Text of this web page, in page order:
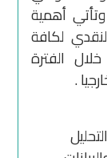
أهمية
لكافة
الفترة
.